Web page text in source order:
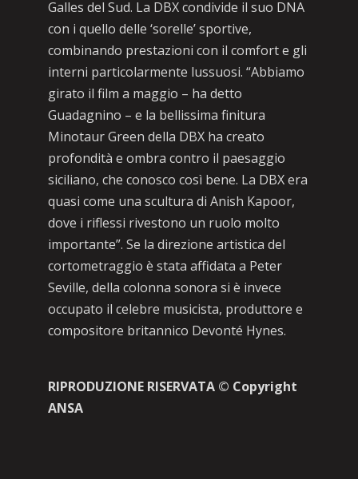
Galles del Sud. La DBX condivide il suo DNA
con i quello delle ‘sorelle’ sportive,
combinando prestazioni con il comfort e gli
interni particolarmente lussuosi. “Abbiamo
girato il film a maggio – ha detto
Guadagnino – e la bellissima finitura
Minotaur Green della DBX ha creato
profondità e ombra contro il paesaggio
siciliano, che conosco così bene. La DBX era
quasi come una scultura di Anish Kapoor,
dove i riflessi rivestono un ruolo molto
importante”. Se la direzione artistica del
cortometraggio è stata affidata a Peter
Seville, della colonna sonora si è invece
occupato il celebre musicista, produttore e
compositore britannico Devonté Hynes.
RIPRODUZIONE RISERVATA © Copyright
ANSA